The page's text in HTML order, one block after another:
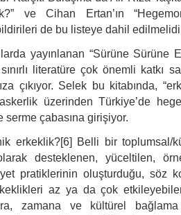
ve Cihan Ertan’ın
de bu listeye dahil
yayınlanan “Sürüne Sürüne
literatüre çok önemli katkı
çıkıyor. Selek bu kitabında,
askerlik üzerinden Türkiye’de
serme çabasına girişiyor.
erkeklik?[6] Belli bir toplumsal/
desteklenen, yüceltilen,
pratiklerinin oluşturduğu, söz
az ya da çok
zamana ve kültürel bağlama